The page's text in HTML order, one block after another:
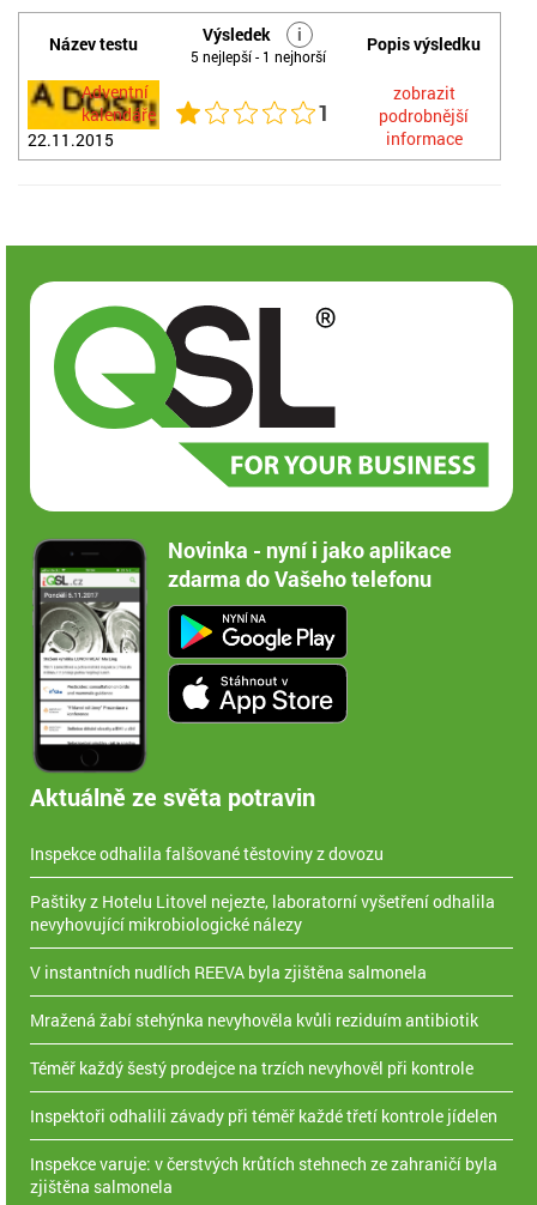
Název testu Výsledek i
5 nejlepší - 1 nejhorší
Popis výsledku
Adventní
kalendáře
22.11.2015
1
zobrazit
podrobnější
informace
Novinka - nyní i jako aplikace
zdarma do Vašeho telefonu
Aktuálně ze světa potravin
Inspekce odhalila falšované těstoviny z dovozu
Paštiky z Hotelu Litovel nejezte, laboratorní vyšetření odhalila
nevyhovující mikrobiologické nálezy
V instantních nudlích REEVA byla zjištěna salmonela
Mražená žabí stehýnka nevyhověla kvůli reziduím antibiotik
Téměř každý šestý prodejce na trzích nevyhověl při kontrole
Inspektoři odhalili závady při téměř každé třetí kontrole jídelen
Inspekce varuje: v čerstvých krůtích stehnech ze zahraničí byla
zjištěna salmonela